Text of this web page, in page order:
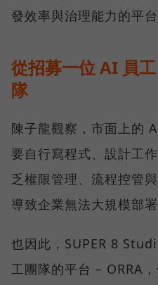
發效率與治理能力的平台
從招募一位 AI 員
隊
陳子龍觀察，市面上的
要自行寫程式、設計工
乏權限管理、流程控管
導致企業無法大規模部署
也因此，SUPER 8
工團隊的平台 – ORRA